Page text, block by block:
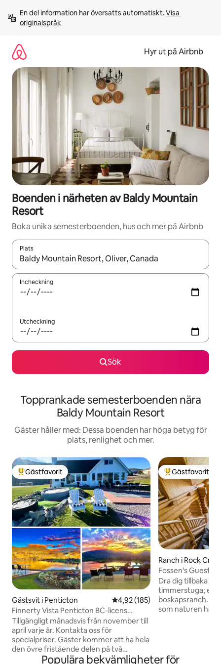
innehåll
En del information har översatts automatiskt. Visa
originalspråk
Hyr ut på Airbnb
Boenden i närheten av Baldy Mountain
Resort
Boka unika semesterboenden, hus och mer på Airbnb
Plats
När resultaten är tillgängliga kan du navigera med upp- och
Incheckning
Utcheckning
Sök
Topprankade semesterboenden nära
Baldy Mountain Resort
Gäster håller med: Dessa boenden har höga betyg för
plats, renlighet och mer.
Populär gästfavorit
Gästfavorit
Gästsvit i Penticton 4,92 av 5 i genomsnittligt
4,92 (185)
Finnerty Vista Penticton BC-licens
H884336632
Tillgängligt månadsvis från november till
april varje år. Kontakta oss för
specialpriser. Gäster kommer att ha hela
den övre fristående delen på två
våningar i huset. Ägarna har en privat
Populär
Gästfavorit
Ranch i Rock
Fossen's Guest
anpassat
Dra dig tillbaka till
timmerstuga; en
boskapsranch.
som naturen har
helt på egen hand. Flyt eller bada i
Populära bekvämligheter för